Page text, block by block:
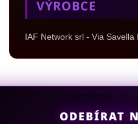
VÝROBCE
IAF Network srl - Via
ODEBÍRAT